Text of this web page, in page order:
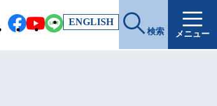
ENGLISH
検索 メニュー